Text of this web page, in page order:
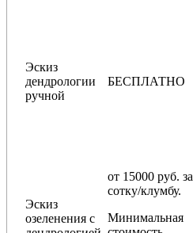
Эскиз
дендрологии
ручной
БЕСПЛАТНО
Эскиз
озеленения с
от 15000 руб. за
сотку/клумбу.
Минимальная